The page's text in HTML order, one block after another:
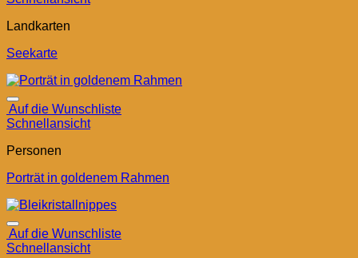
Landkarten
Seekarte
Auf die Wunschliste
Schnellansicht
Personen
Porträt in goldenem Rahmen
Auf die Wunschliste
Schnellansicht